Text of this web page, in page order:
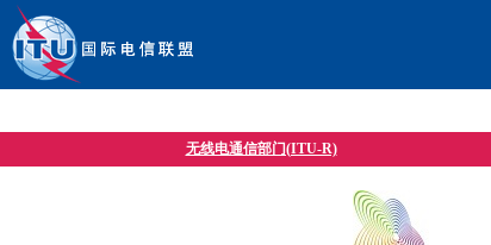
无线电通信部门(ITU-R)